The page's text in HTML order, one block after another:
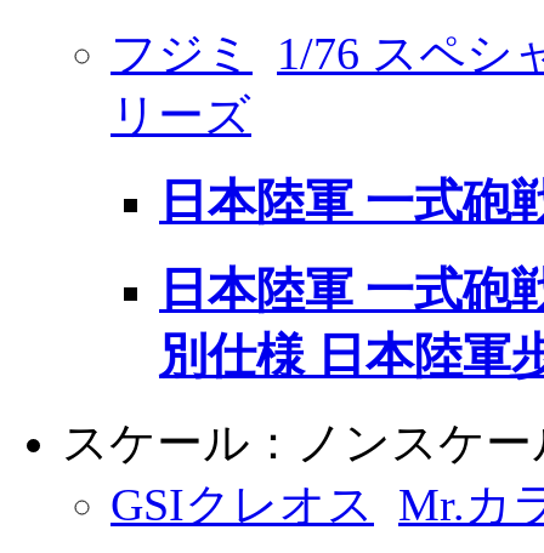
フジミ
1/76 スペシ
リーズ
日本陸軍 一式砲
日本陸軍 一式砲
別仕様 日本陸軍
スケール：ノンスケー
GSIクレオス
Mr.カ